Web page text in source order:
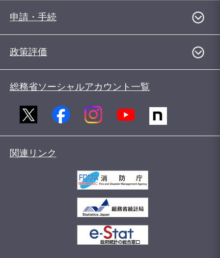
申請・手続
政策評価
総務省ソーシャルアカウント一覧
関連リンク